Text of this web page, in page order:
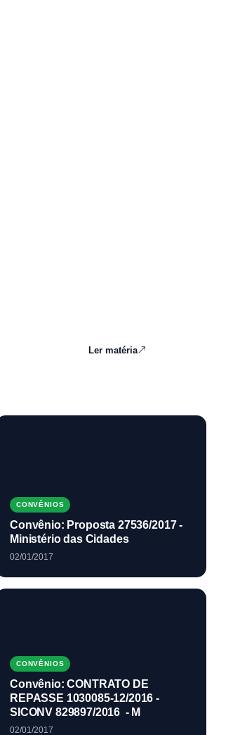
Ler matéria
CONVÊNIOS
Convênio: Proposta 27536/2017 -
Ministério das Cidades
02/01/2017
CONVÊNIOS
Convênio: CONTRATO DE
REPASSE 1030085-12/2016 -
SICONV 829897/2016 - M
02/01/2017